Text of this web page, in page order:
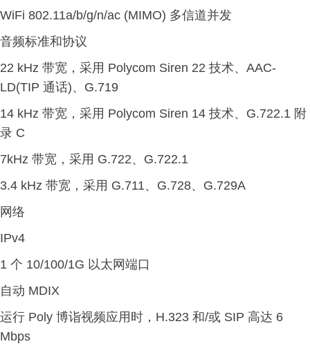
WiFi 802.11a/b/g/n/ac (MIMO) 多信道并发
音频标准和协议
22 kHz 带宽，采用 Polycom Siren 22 技术、AAC-
LD(TIP 通话)、G.719
14 kHz 带宽，采用 Polycom Siren 14 技术、G.722.1 附
录 C
7kHz 带宽，采用 G.722、G.722.1
3.4 kHz 带宽，采用 G.711、G.728、G.729A
网络
IPv4
1 个 10/100/1G 以太网端口
自动 MDIX
运行 Poly 博诣视频应用时，H.323 和/或 SIP 高达 6
Mbps